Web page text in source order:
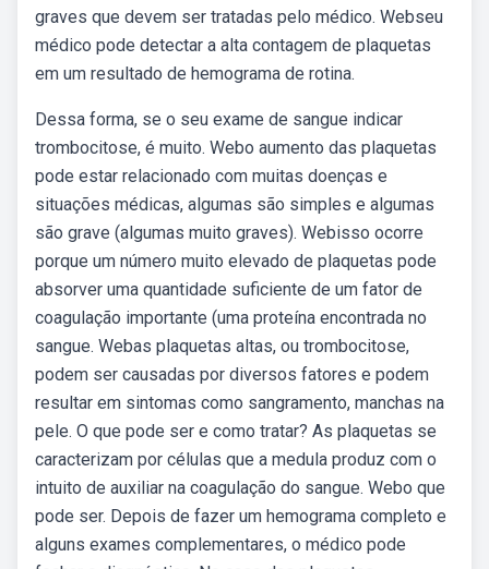
graves que devem ser tratadas pelo médico. Webseu
médico pode detectar a alta contagem de plaquetas
em um resultado de hemograma de rotina.
Dessa forma, se o seu exame de sangue indicar
trombocitose, é muito. Webo aumento das plaquetas
pode estar relacionado com muitas doenças e
situações médicas, algumas são simples e algumas
são grave (algumas muito graves). Webisso ocorre
porque um número muito elevado de plaquetas pode
absorver uma quantidade suficiente de um fator de
coagulação importante (uma proteína encontrada no
sangue. Webas plaquetas altas, ou trombocitose,
podem ser causadas por diversos fatores e podem
resultar em sintomas como sangramento, manchas na
pele. O que pode ser e como tratar? As plaquetas se
caracterizam por células que a medula produz com o
intuito de auxiliar na coagulação do sangue. Webo que
pode ser. Depois de fazer um hemograma completo e
alguns exames complementares, o médico pode